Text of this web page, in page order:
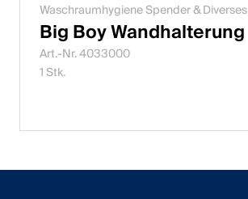
Waschraumhygiene Spender & Diverses
Big Boy Wandhalterung
Art.-Nr. 4033000
1 Stk.